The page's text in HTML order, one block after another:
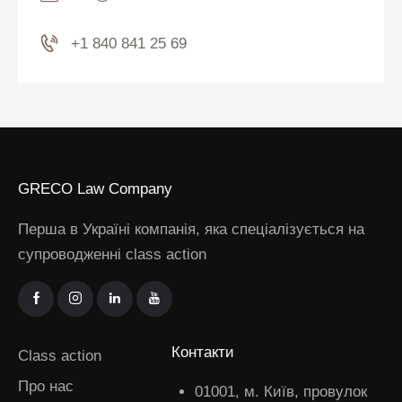
+1 840 841 25 69
GRECO Law Company
Перша в Україні компанія, яка спеціалізується на
супроводженні class action
Class action
Про нас
Контакти
01001, м. Київ, провулок